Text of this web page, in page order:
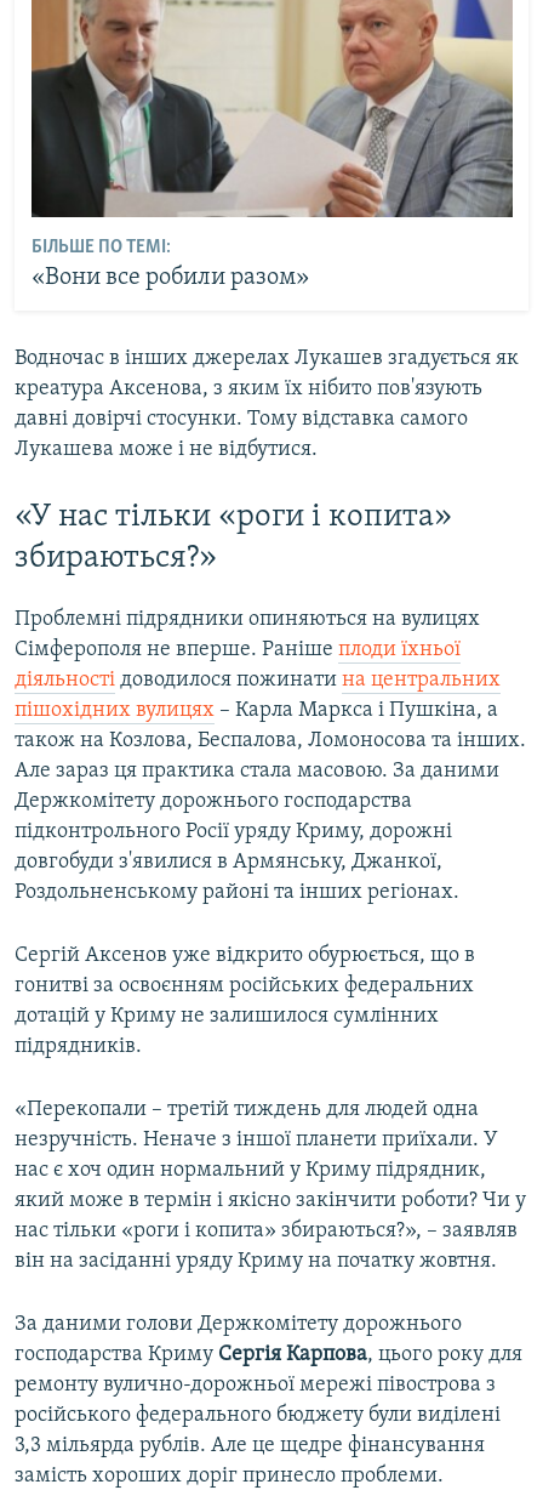
БІЛЬШЕ ПО ТЕМІ:
«Вони все робили разом»
Водночас в інших джерелах Лукашев згадується як
креатура Аксенова, з яким їх нібито пов'язують
давні довірчі стосунки. Тому відставка самого
Лукашева може і не відбутися.
«У нас тільки «роги і копита»
збираються?»
Проблемні підрядники опиняються на вулицях
Сімферополя не вперше. Раніше плоди їхньої
діяльності доводилося пожинати на центральних
пішохідних вулицях – Карла Маркса і Пушкіна, а
також на Козлова, Беспалова, Ломоносова та інших.
Але зараз ця практика стала масовою. За даними
Держкомітету дорожнього господарства
підконтрольного Росії уряду Криму, дорожні
довгобуди з'явилися в Армянську, Джанкої,
Роздольненському районі та інших регіонах.
Сергій Аксенов уже відкрито обурюється, що в
гонитві за освоєнням російських федеральних
дотацій у Криму не залишилося сумлінних
підрядників.
«Перекопали – третій тиждень для людей одна
незручність. Неначе з іншої планети приїхали. У
нас є хоч один нормальний у Криму підрядник,
який може в термін і якісно закінчити роботи? Чи у
нас тільки «роги і копита» збираються?», – заявляв
він на засіданні уряду Криму на початку жовтня.
За даними голови Держкомітету дорожнього
господарства Криму Сергія Карпова, цього року для
ремонту вулично-дорожньої мережі півострова з
російського федерального бюджету були виділені
3,3 мільярда рублів. Але це щедре фінансування
замість хороших доріг принесло проблеми.